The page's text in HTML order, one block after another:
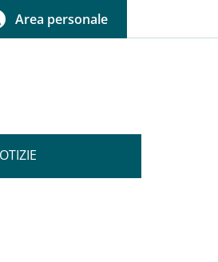
CURRENT LANGUAGE
Area personale